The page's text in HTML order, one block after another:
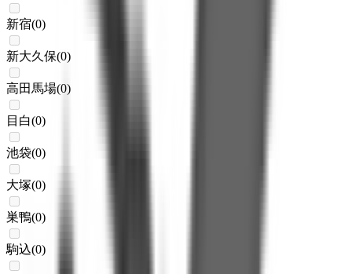
新宿(0)
新大久保(0)
高田馬場(0)
目白(0)
池袋(0)
大塚(0)
巣鴨(0)
駒込(0)